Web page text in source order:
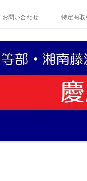
お問い合わせ 特定商